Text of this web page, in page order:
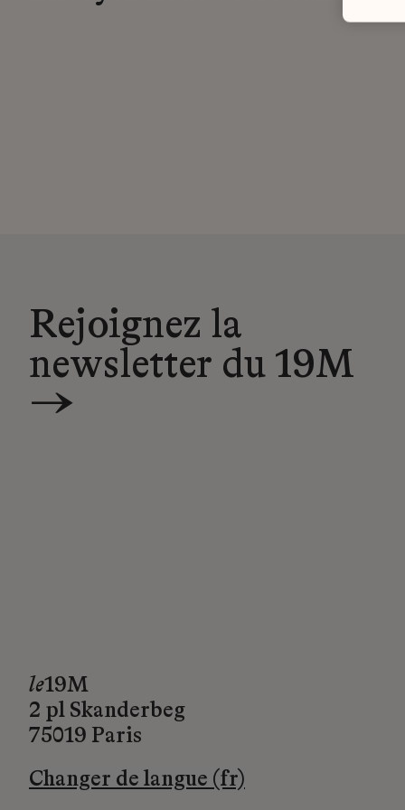
Rejoignez la
newsletter du 19M
→
le19M
2 pl Skanderbeg
75019 Paris
Changer de langue (fr)